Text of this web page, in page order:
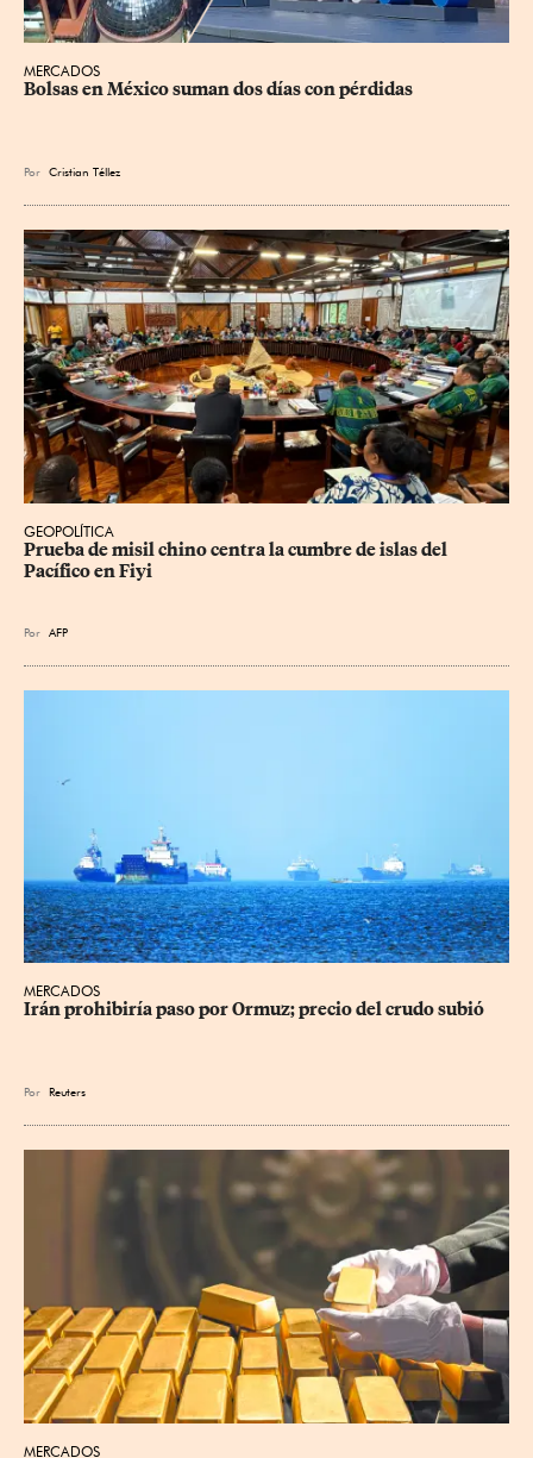
MERCADOS
Bolsas en México suman dos días con pérdidas
Por Cristian Téllez
GEOPOLÍTICA
Prueba de misil chino centra la cumbre de islas del
Pacífico en Fiyi
Por AFP
MERCADOS
Irán prohibiría paso por Ormuz; precio del crudo subió
Por Reuters
MERCADOS